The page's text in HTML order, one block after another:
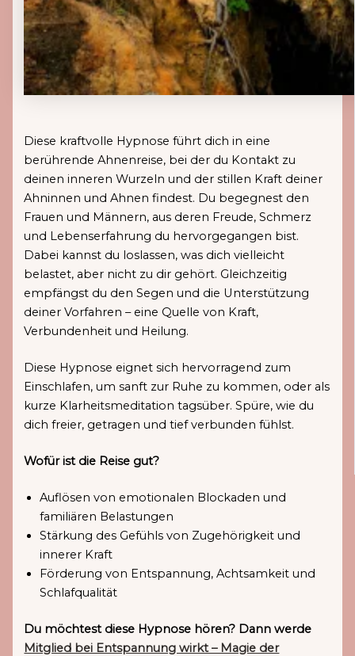
Diese kraftvolle Hypnose führt dich in eine
berührende Ahnenreise, bei der du Kontakt zu
deinen inneren Wurzeln und der stillen Kraft deiner
Ahninnen und Ahnen findest. Du begegnest den
Frauen und Männern, aus deren Freude, Schmerz
und Lebenserfahrung du hervorgegangen bist.
Dabei kannst du loslassen, was dich vielleicht
belastet, aber nicht zu dir gehört. Gleichzeitig
empfängst du den Segen und die Unterstützung
deiner Vorfahren – eine Quelle von Kraft,
Verbundenheit und Heilung.
Diese Hypnose eignet sich hervorragend zum
Einschlafen, um sanft zur Ruhe zu kommen, oder als
kurze Klarheitsmeditation tagsüber. Spüre, wie du
dich freier, getragen und tief verbunden fühlst.
Wofür ist die Reise gut?
Auflösen von emotionalen Blockaden und
familiären Belastungen
Stärkung des Gefühls von Zugehörigkeit und
innerer Kraft
Förderung von Entspannung, Achtsamkeit und
Schlafqualität
Du möchtest diese Hypnose hören? Dann werde
Mitglied bei Entspannung wirkt – Magie der